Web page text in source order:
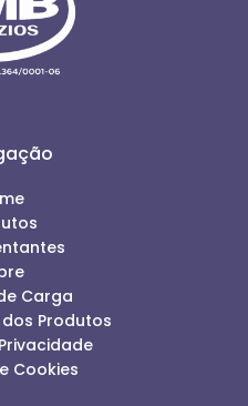
Carga
Produtos
Cookies